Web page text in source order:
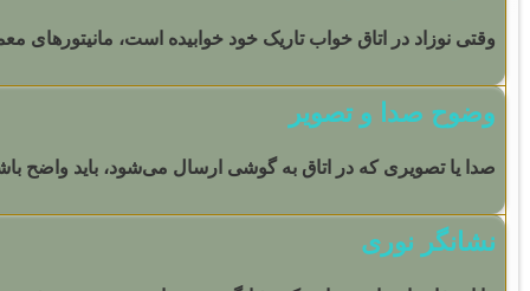
وقتی نوزاد در اتاق خواب تاریک خود خوابیده است، مانیتورهای
وضوح صدا و تصویر
صدا یا تصویری که در اتاق به گوشی ارسال می‌شود، باید واضح
نشانگر نوری